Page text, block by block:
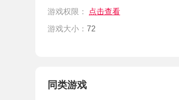
游戏权限： 点击查看
游戏大小： 72
同类游戏